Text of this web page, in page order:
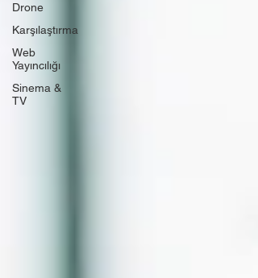
Drone
Karşılaştırma
Web
Yayıncılığı
Sinema &
TV